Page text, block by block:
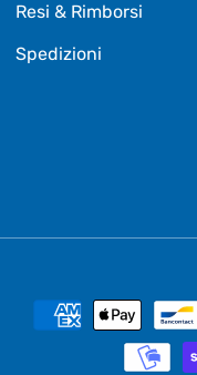
Resi & Rimborsi
Spedizioni
Metodi
di